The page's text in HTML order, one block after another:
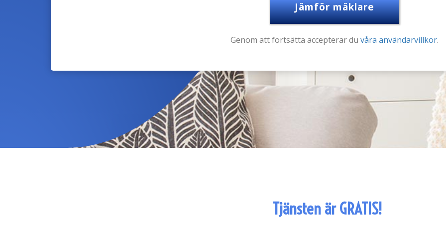
Jämför mäklare
Genom att fortsätta accepterar du våra användarvillkor.
Tjänsten är GRATIS!